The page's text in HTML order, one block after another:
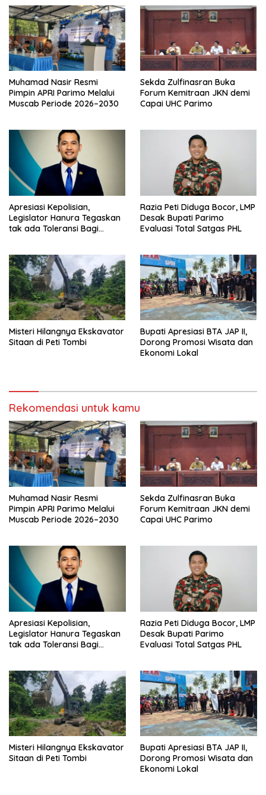
Muhamad Nasir Resmi
Pimpin APRI Parimo Melalui
Muscab Periode 2026–2030
Sekda Zulfinasran Buka
Forum Kemitraan JKN demi
Capai UHC Parimo
Apresiasi Kepolisian,
Legislator Hanura Tegaskan
tak ada Toleransi Bagi
Razia Peti Diduga Bocor, LMP
Desak Bupati Parimo
Evaluasi Total Satgas PHL
Misteri Hilangnya Ekskavator
Sitaan di Peti Tombi
Bupati Apresiasi BTA JAP II,
Dorong Promosi Wisata dan
Ekonomi Lokal
Rekomendasi untuk kamu
Muhamad Nasir Resmi
Pimpin APRI Parimo Melalui
Muscab Periode 2026–2030
Sekda Zulfinasran Buka
Forum Kemitraan JKN demi
Capai UHC Parimo
Apresiasi Kepolisian,
Legislator Hanura Tegaskan
tak ada Toleransi Bagi
Razia Peti Diduga Bocor, LMP
Desak Bupati Parimo
Evaluasi Total Satgas PHL
Misteri Hilangnya Ekskavator
Sitaan di Peti Tombi
Bupati Apresiasi BTA JAP II,
Dorong Promosi Wisata dan
Ekonomi Lokal